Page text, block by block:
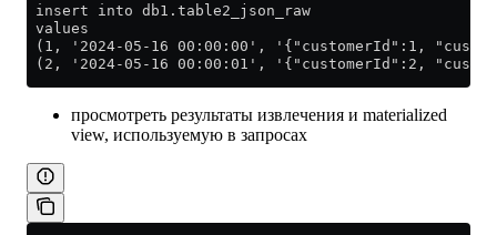
insert into db1.table2_json_raw
values
(1, '2024-05-16 00:00:00', '{"customerId":1,
(2, '2024-05-16 00:00:01', '{"customerId":2,
просмотреть результаты извлечения и materialized
view, используемую в запросах